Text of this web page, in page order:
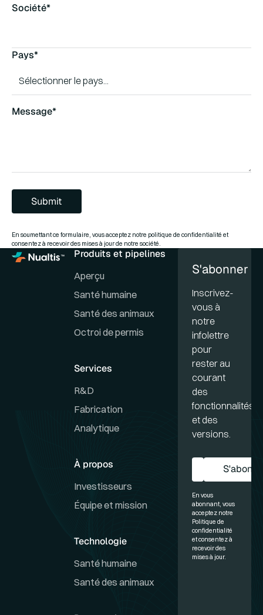
Société*
Pays*
Message*
Submit
Submit
En soumettant ce formulaire, vous acceptez notre politique de confidentialité et
consentez à recevoir des mises à jour de notre société.
Produits et pipelines
Aperçu
Santé humaine
Santé des animaux
Octroi de permis
Services
R&D
Fabrication
Analytique
À propos
Investisseurs
Équipe et mission
Technologie
Santé humaine
Santé des animaux
S'abonner
Inscrivez-
vous à
notre
infolettre
pour
rester au
courant
des
fonctionnalités
et des
versions.
En vous
abonnant, vous
acceptez notre
Politique de
confidentialité
et consentez à
recevoir des
mises à jour.